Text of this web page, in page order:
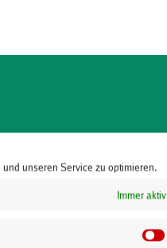
unseren Service zu optimieren.
Immer aktiv